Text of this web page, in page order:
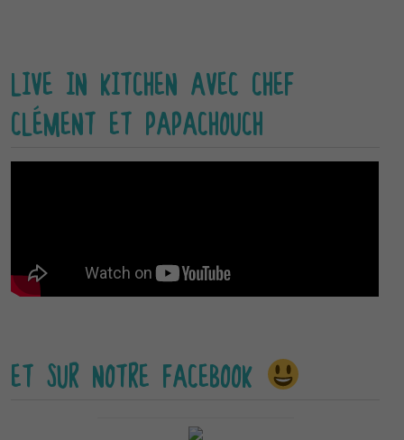
LIVE IN KITCHEN AVEC CHEF
CLÉMENT ET PAPACHOUCH
ET SUR NOTRE FACEBOOK